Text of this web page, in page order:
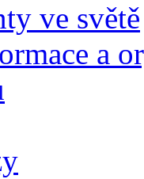
ve světě
a